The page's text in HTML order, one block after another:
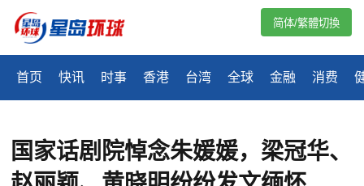
首页 快讯 时事 香港 台湾 全球 金融 消费
简体/繁體切換
国家话剧院悼念朱媛媛，梁冠华、